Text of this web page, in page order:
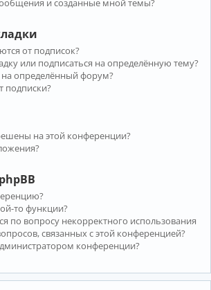
и созданные мной темы?
от подписок?
или подписаться на определённую тему?
на определённый форум?
подписки?
на этой конференции?
то функции?
по вопросу некорректного использования
связанных с этой конференцией?
конференции?